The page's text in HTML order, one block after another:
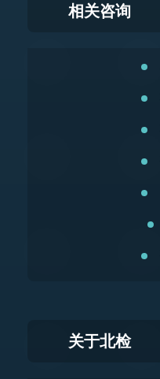
相关咨询
关于北检